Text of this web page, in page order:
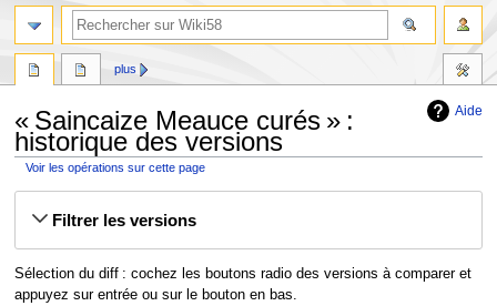
Aide
« Saincaize Meauce curés » :
historique des versions
Voir les opérations sur cette page
Filtrer les versions
Sélection du diff : cochez les boutons radio des versions à comparer et
appuyez sur entrée ou sur le bouton en bas.
plus